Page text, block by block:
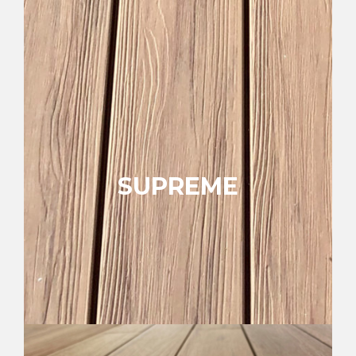
SUPREME
Cuerpo sólido
100% PVC espumado
Mejor resistencia al deslizamiento y al
fuego
Anti-UV sin desvanecimiento de color
5 colores
Ver colección